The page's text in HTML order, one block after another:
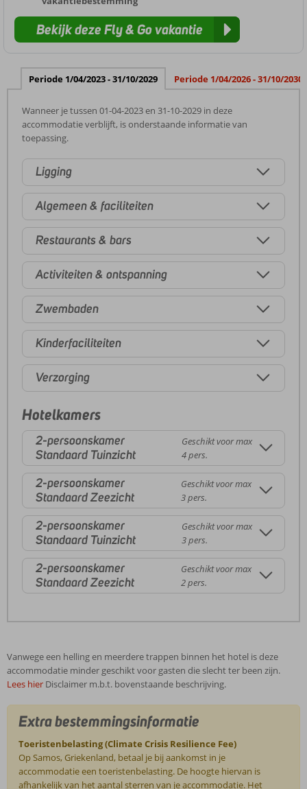
Bekijk deze Fly & Go vakantie
Periode 1/04/2023 - 31/10/2029 Periode 1/04/2026 - 31/10/2030
Wanneer je tussen 01-04-2023 en 31-10-2029 in deze
accommodatie verblijft, is onderstaande informatie van
toepassing.
Ligging
Algemeen & faciliteiten
Restaurants & bars
Activiteiten & ontspanning
Zwembaden
Kinderfaciliteiten
Verzorging
Hotelkamers
2-persoonskamer
Standaard Tuinzicht
Geschikt voor max
4 pers.
2-persoonskamer
Standaard Zeezicht
Geschikt voor max
3 pers.
2-persoonskamer
Standaard Tuinzicht
Geschikt voor max
3 pers.
2-persoonskamer
Standaard Zeezicht
Geschikt voor max
2 pers.
Vanwege een helling en meerdere trappen binnen het hotel is deze
accommodatie minder geschikt voor gasten die slecht ter been zijn.
Lees hier Disclaimer m.b.t. bovenstaande beschrijving.
Extra bestemmingsinformatie
Toeristenbelasting (Climate Crisis Resilience Fee)
Op Samos, Griekenland, betaal je bij aankomst in je
accommodatie een toeristenbelasting. De hoogte hiervan is
afhankelijk van het aantal sterren van je accommodatie. Het